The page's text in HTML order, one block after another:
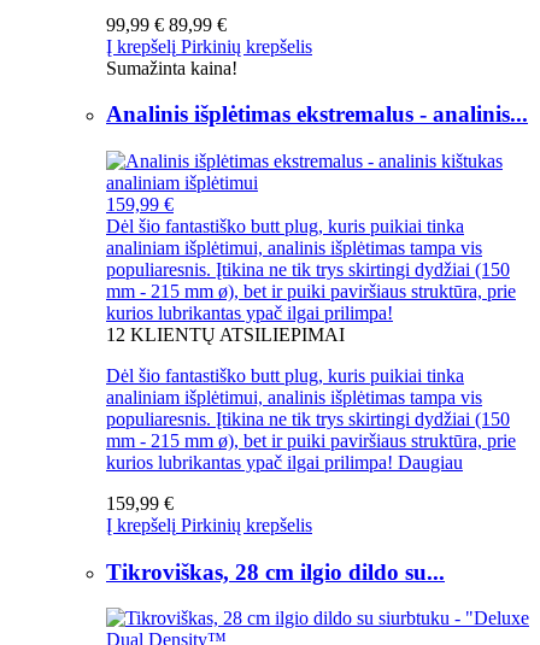
99,99 € 89,99 €
Į krepšelį Pirkinių krepšelis
Sumažinta kaina!
Analinis išplėtimas ekstremalus - analinis...
159,99 €
Dėl šio fantastiško butt plug, kuris puikiai tinka
analiniam išplėtimui, analinis išplėtimas tampa vis
populiaresnis. Įtikina ne tik trys skirtingi dydžiai (150
mm - 215 mm ø), bet ir puiki paviršiaus struktūra, prie
kurios lubrikantas ypač ilgai prilimpa!
12 KLIENTŲ ATSILIEPIMAI
Dėl šio fantastiško butt plug, kuris puikiai tinka
analiniam išplėtimui, analinis išplėtimas tampa vis
populiaresnis. Įtikina ne tik trys skirtingi dydžiai (150
mm - 215 mm ø), bet ir puiki paviršiaus struktūra, prie
kurios lubrikantas ypač ilgai prilimpa! Daugiau
159,99 €
Į krepšelį Pirkinių krepšelis
Tikroviškas, 28 cm ilgio dildo su...